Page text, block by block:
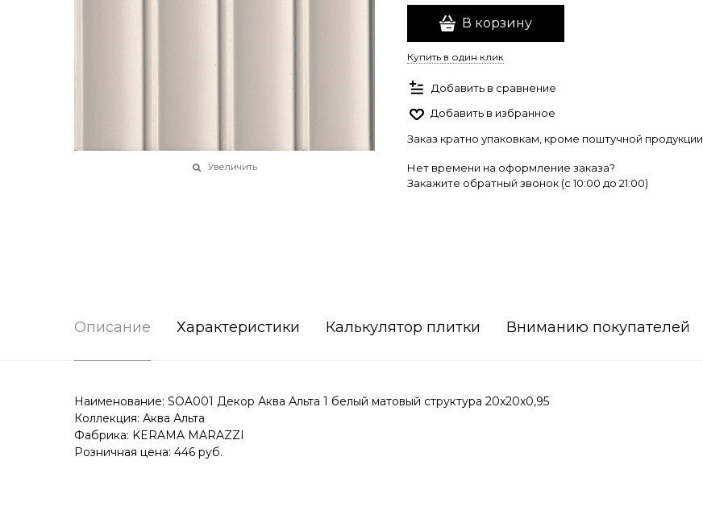
Увеличить
В корзину
Купить в один клик
Добавить в сравнение
Добавить в избранное
Заказ кратно упаковкам, кроме поштучной продукции.
Нет времени на оформление заказа?
Закажите обратный звонок (c 10:00 до 21:00)
Описание Характеристики Калькулятор плитки Вниманию покупателей
Наименование: SOA001 Декор Аква Альта 1 белый матовый структура 20x20x0,95
Коллекция: Аква Альта
Фабрика: KERAMA MARAZZI
Розничная цена: 446 руб.